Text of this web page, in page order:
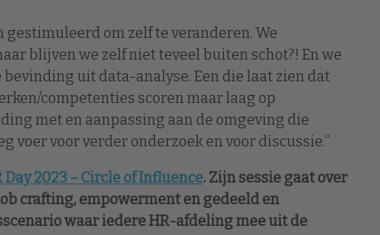
om zelf te veranderen. We
blijven we zelf niet teveel buiten schot?! En we
uit data-analyse. Een die laat zien dat
competenties scoren maar laag op
met en aanpassing aan de omgeving die
voer voor verder onderzoek en voor discussie.”
Day 2023 – Circle of Influence. Zijn sessie gaat over
crafting, empowerment en gedeeld en
waar iedere HR-afdeling mee uit de